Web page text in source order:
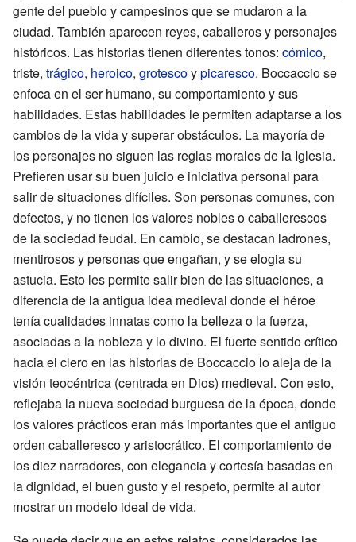
gente del pueblo y campesinos que se mudaron a la
ciudad. También aparecen reyes, caballeros y personajes
históricos. Las historias tienen diferentes tonos: cómico,
triste, trágico, heroico, grotescoypicaresco. Boccaccio se
enfoca en el ser humano, su comportamiento y sus
habilidades. Estas habilidades le permiten adaptarse a los
cambios de la vida y superar obstáculos. La mayoría de
los personajes no siguen las reglas morales de la Iglesia.
Prefieren usar su buen juicio e iniciativa personal para
salir de situaciones difíciles. Son personas comunes, con
defectos, y no tienen los valores nobles o caballerescos
de la sociedad feudal. En cambio, se destacan ladrones,
mentirosos y personas que engañan, y se elogia su
astucia. Esto les permite salir bien de las situaciones, a
diferencia de la antigua idea medieval donde el héroe
tenía cualidades innatas como la belleza o la fuerza,
asociadas a la nobleza y lo divino. El fuerte sentido crítico
hacia el clero en las historias de Boccaccio lo aleja de la
visión teocéntrica (centrada en Dios) medieval. Con esto,
reflejaba la nueva sociedad burguesa de la época, donde
los valores prácticos eran más importantes que el antiguo
orden caballeresco y aristocrático. El comportamiento de
los diez narradores, con elegancia y cortesía basadas en
la dignidad, el buen gusto y el respeto, permite al autor
mostrar un modelo ideal de vida.